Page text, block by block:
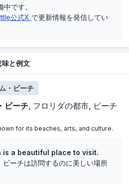
です。
公式X で更新情報を発信してい
と例文
・ビーチ
ビーチ フロリダの都市
ビーチ
for its beaches, arts, and culture.
is a beautiful place to visit.
ビーチは訪問するのに美しい場所